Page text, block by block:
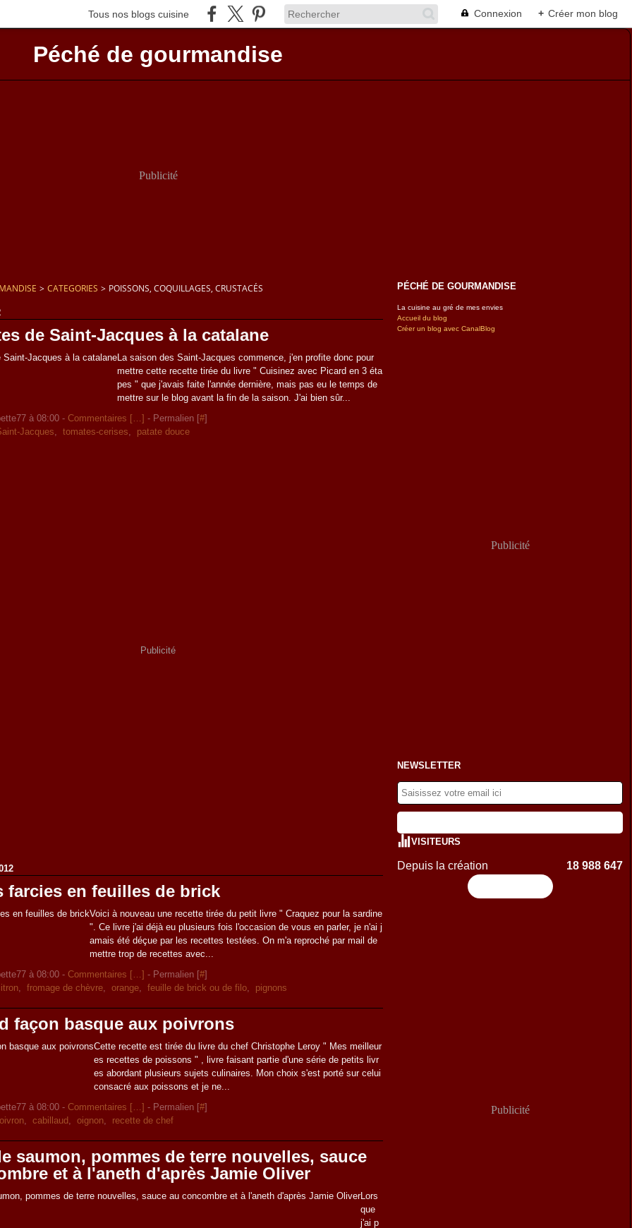
Tous nos blogs cuisine Connexion + Créer mon blog
Péché de gourmandise
Publicité
> CATEGORIES > POISSONS, COQUILLAGES, CRUSTACÉS
de Saint-Jacques à la catalane
La saison des Saint-Jacques commence, j'en profite donc pour
mettre cette recette tirée du livre " Cuisinez avec Picard en 3 éta
pes " que j'avais faite l'année dernière, mais pas eu le temps de
mettre sur le blog avant la fin de la saison. J'ai bien sûr...
à 08:00 -Commentaires […] - Permalien [#]
Jacques,tomates-cerises, patate douce
Publicité
farcies en feuilles de brick
Voici à nouveau une recette tirée du petit livre " Craquez pour la sardine
". Ce livre j'ai déjà eu plusieurs fois l'occasion de vous en parler, je n'ai j
amais été déçue par les recettes testées. On m'a reproché par mail de
mettre trop de recettes avec...
à 08:00 -Commentaires […] - Permalien [#]
,fromage de chèvre,orange,feuille de brick ou de filo, pignons
façon basque aux poivrons
Cette recette est tirée du livre du chef Christophe Leroy " Mes meilleur
es recettes de poissons " , livre faisant partie d'une série de petits livr
es abordant plusieurs sujets culinaires. Mon choix s'est porté sur celui
consacré aux poissons et je ne...
à 08:00 -Commentaires […] - Permalien [#]
,cabillaud ,oignon, recette de chef
saumon, pommes de terre nouvelles, sauce
et à l'aneth d'après Jamie Oliver
Lors
que
j'ai p
PÉCHÉ DE GOURMANDISE
La cuisine au gré de mes envies
Accueil du blog
Créer un blog avec CanalBlog
Publicité
NEWSLETTER
VISITEURS
Depuis la création
18 988 647
Publicité